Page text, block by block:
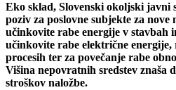
Eko sklad, Slovenski okoljski javni
poziv za poslovne subjekte za
učinkovite rabe energije v stavbah
učinkovite rabe električne energije,
procesih ter za povečanje rabe
Višina nepovratnih sredstev znaša
stroškov naložbe.